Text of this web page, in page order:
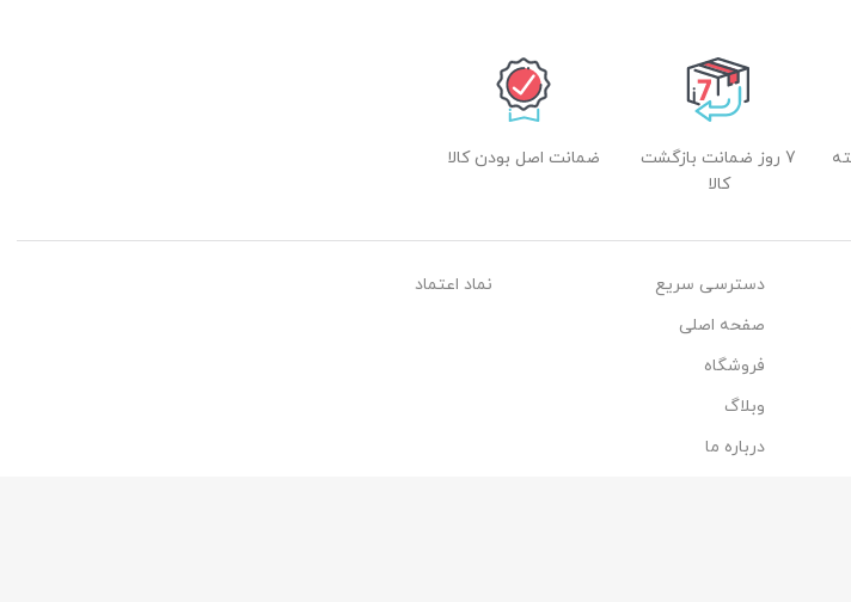
7 روز ضمانت بازگشت
کالا
ضمانت اصل بودن کالا
دسترسی سریع
صفحه اصلی
فروشگاه
وبلاگ
درباره ما
نماد اعتماد